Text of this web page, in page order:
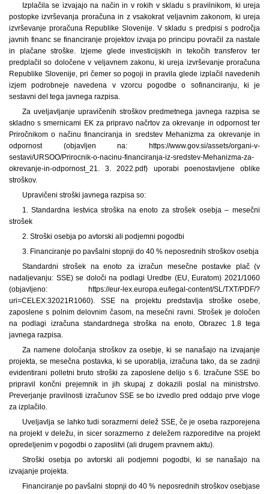
Izplačila se izvajajo na način in v rokih v skladu s pravilnikom, ki ureja
postopke izvrševanja proračuna in z vsakokrat veljavnim zakonom, ki ureja
izvrševanje proračuna Republike Slovenije. V skladu s predpisi s področja
javnih financ se financiranje projektov izvaja po principu povračil za nastale
in plačane stroške. Izjeme glede investicijskih in tekočih transferov ter
predplačil so določene v veljavnem zakonu, ki ureja izvrševanje proračuna
Republike Slovenije, pri čemer so pogoji in pravila glede izplačil navedenih
izjem podrobneje navedena v vzorcu pogodbe o sofinanciranju, ki je
sestavni del tega javnega razpisa.
Za uveljavljanje upravičenih stroškov predmetnega javnega razpisa se
skladno s smernicami EK za pripravo načrtov za okrevanje in odpornost ter
Priročnikom o načinu financiranja in sredstev Mehanizma za okrevanje in
odpornost (objavljen na: https://www.gov.si/assets/organi-v-
sestavi/URSOO/Prirocnik-o-nacinu-financiranja-iz-sredstev-Mehanizma-za-
okrevanje-in-odpornost_21. 3. 2022.pdf) uporabi poenostavljene oblike
stroškov.
Upravičeni stroški javnega razpisa so:
1. Standardna lestvica stroška na enoto za strošek osebja – mesečni
strošek
2. Stroški osebja po avtorski ali podjemni pogodbi
3. Financiranje po pavšalni stopnji do 40 % neposrednih stroškov osebja
Standardni strošek na enoto za izračun mesečne postavke plač (v
nadaljevanju: SSE) se določi na podlagi Uredbe (EU, Euratom) 2021/1060
(objavljeno: https://eur-lex.europa.eu/legal-content/SL/TXT/PDF/?
uri=CELEX:32021R1060). SSE na projektu predstavlja stroške osebe,
zaposlene s polnim delovnim časom, na mesečni ravni. Strošek je določen
na podlagi izračuna standardnega stroška na enoto, Obrazec 1.8 tega
javnega razpisa.
Za namene določanja stroškov za osebje, ki se nanašajo na izvajanje
projekta, se mesečna postavka, ki se uporablja, izračuna tako, da se zadnji
evidentirani polletni bruto stroški za zaposlene delijo s 6. Izračune SSE bo
pripravil končni prejemnik in jih skupaj z dokazili poslal na ministrstvo.
Preverjanje pravilnosti izračunov SSE se bo izvedlo pred oddajo prve vloge
za izplačilo.
Uveljavlja se lahko tudi sorazmerni delež SSE, če je oseba razporejena
na projekt v deležu, in sicer sorazmerno z deležem razporeditve na projekt
opredeljenim v pogodbi o zaposlitvi (ali drugem pravnem aktu).
Stroški osebja po avtorski ali podjemni pogodbi, ki se nanašajo na
izvajanje projekta.
Financiranje po pavšalni stopnji do 40 % neposrednih stroškov osebjase